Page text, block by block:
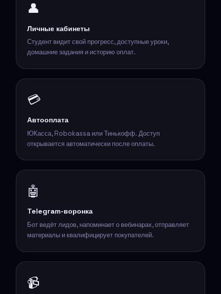
👤
Личные кабинеты
Студент видит свой прогресс, доступные уроки,
домашние задания и историю оплат.
💳
Автооплата
ЮКасса, Robokassa или Тинькофф. Доступ
открывается автоматически после оплаты.
🤖
Telegram-воронка
Бот ведёт лидов, напоминает о вебинарах, отправляет
материалы и квалифицирует покупателей.
📹